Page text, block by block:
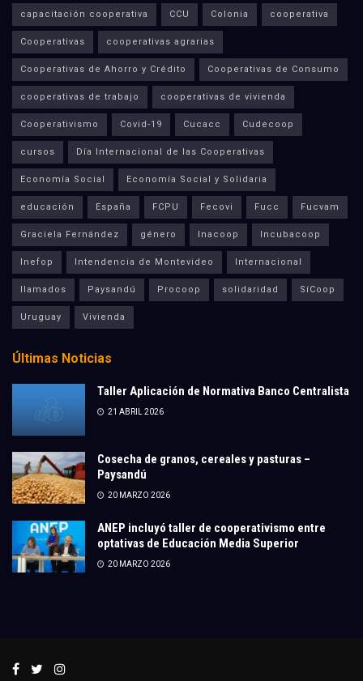
capacitación cooperativa CCU Colonia cooperativa
Cooperativas cooperativas agrarias
Cooperativas de Ahorro y Crédito Cooperativas de Consumo
cooperativas de trabajo cooperativas de vivienda
Cooperativismo Covid-19 Cucacc Cudecoop
cursos Día Internacional de las Cooperativas
Economía Social Economía Social y Solidaria
educación España FCPU Fecovi Fucc Fucvam
Graciela Fernández género Inacoop Incubacoop
Inefop Intendencia de Montevideo Internacional
llamados Paysandú Procoop solidaridad SíCoop
Uruguay Vivienda
Últimas Noticias
Taller Aplicación de Normativa Banco Centralista
21 ABRIL 2026
Cosecha de granos, cereales y pasturas –
Paysandú
20 MARZO 2026
ANEP incluyó taller de cooperativismo entre
optativas de Educación Media Superior
20 MARZO 2026